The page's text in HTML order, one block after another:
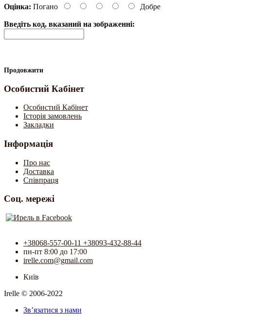
Оцінка: Погано Добре
Введіть код, вказаний на зображенні:
Продовжити
Особистий Кабінет
Особистий Кабінет
Історія замовлень
Закладки
Інформація
Про нас
Доставка
Співпраця
Соц. мережі
+38068-557-00-11 +38093-432-88-44
пн-пт 8:00 до 17:00
irelle.com@gmail.com
Київ
Irelle © 2006-2022
Зв’язатися з нами